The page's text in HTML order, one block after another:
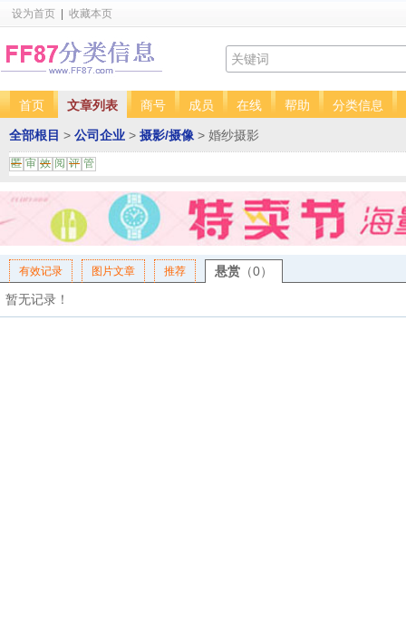
设为首页 收藏本页
首页 文章列表 商号 成员 在线 帮助 分类信息
全部根目 > 公司企业 > 摄影/摄像 > 婚纱摄影
匿 审 效 阅 评 管
有效记录 图片文章 推荐 悬赏 （0）
暂无记录！